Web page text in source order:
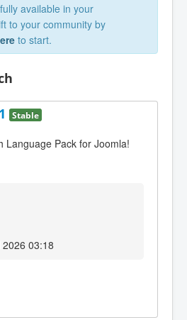
available in your
to your community by
to start.
Stable
Language Pack for Joomla!
03:18